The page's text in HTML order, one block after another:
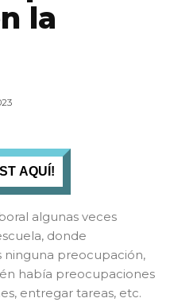
la
AQUÍ!
algunas veces
donde
preocupación,
había preocupaciones
entregar tareas, etc.